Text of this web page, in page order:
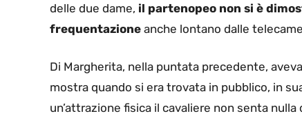
delle due dame, il partenopeo non si è
frequentazione anche lontano dalle
Di Margherita, nella puntata precedente,
mostra quando si era trovata in pubblico, in
un’attrazione fisica il cavaliere non senta